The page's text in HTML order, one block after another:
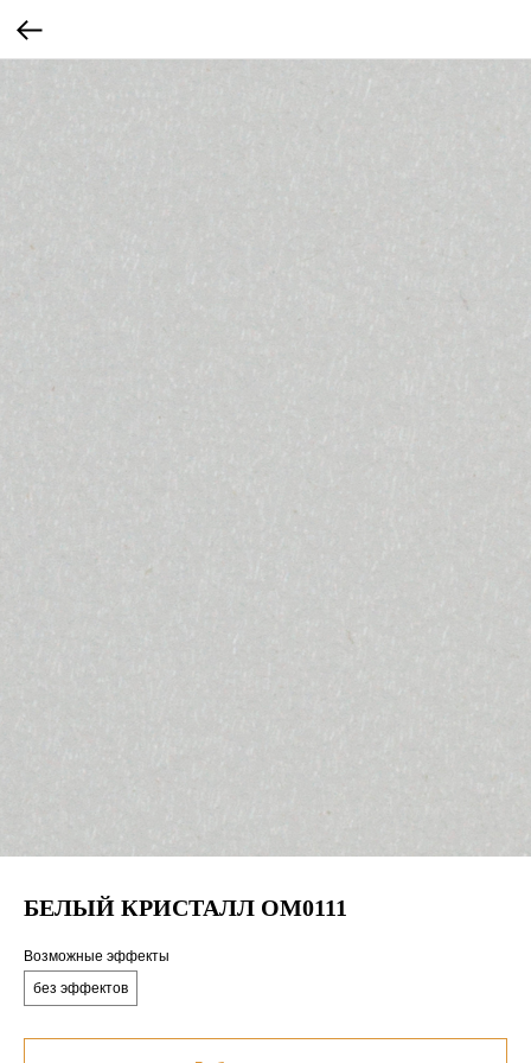
БЕЛЫЙ КРИСТАЛЛ OM0111
Возможные эффекты
без эффектов